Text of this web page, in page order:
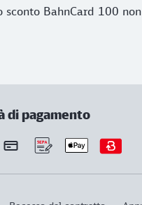
sconto BahnCard 100
di pagamento